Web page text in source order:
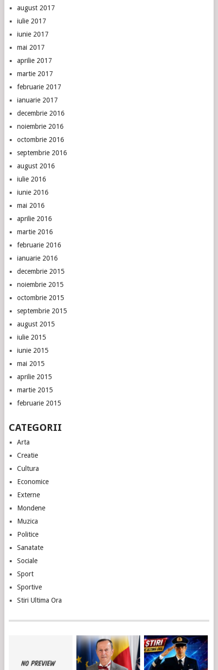
august 2017
iulie 2017
iunie 2017
mai 2017
aprilie 2017
martie 2017
februarie 2017
ianuarie 2017
decembrie 2016
noiembrie 2016
octombrie 2016
septembrie 2016
august 2016
iulie 2016
iunie 2016
mai 2016
aprilie 2016
martie 2016
februarie 2016
ianuarie 2016
decembrie 2015
noiembrie 2015
octombrie 2015
septembrie 2015
august 2015
iulie 2015
iunie 2015
mai 2015
aprilie 2015
martie 2015
februarie 2015
CATEGORII
Arta
Creatie
Cultura
Economice
Externe
Mondene
Muzica
Politice
Sanatate
Sociale
Sport
Sportive
Stiri Ultima Ora